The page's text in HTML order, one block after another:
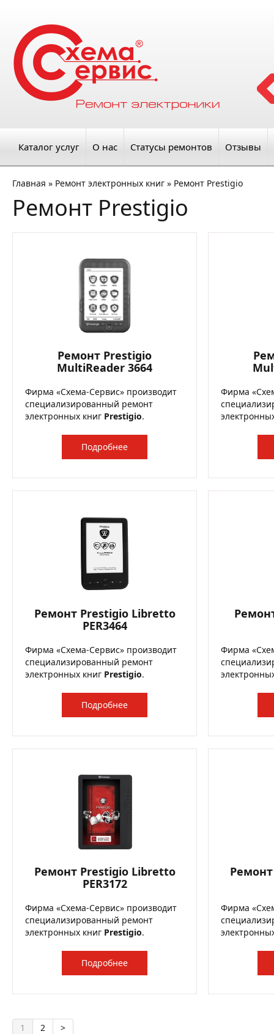
Каталог услуг О нас Статусы ремонтов Отзывы
Главная » Ремонт электронных книг » Ремонт Prestigio
Ремонт Prestigio
Ремонт Prestigio
MultiReader 3664
Фирма «Схема-Сервис» производит
специализированный ремонт
электронных книг Prestigio.
Подробнее
Фирма
Ремонт Prestigio Libretto
PER3464
Фирма «Схема-Сервис» производит
специализированный ремонт
электронных книг Prestigio.
Подробнее
Фирма
Ремонт Prestigio Libretto
PER3172
Фирма «Схема-Сервис» производит
специализированный ремонт
электронных книг Prestigio.
Подробнее
Фирма
1 2 >